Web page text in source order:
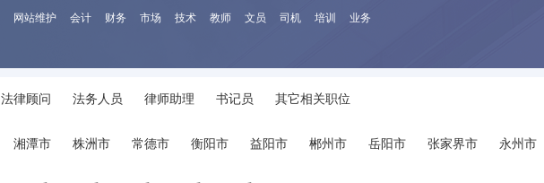
网站维护 会计 财务 市场 技术 教师 文员 司机 培训 业务
法律顾问 法务人员 律师助理 书记员 其它相关职位
湘潭市 株洲市 常德市 衡阳市 益阳市 郴州市 岳阳市 张家界市 永州市